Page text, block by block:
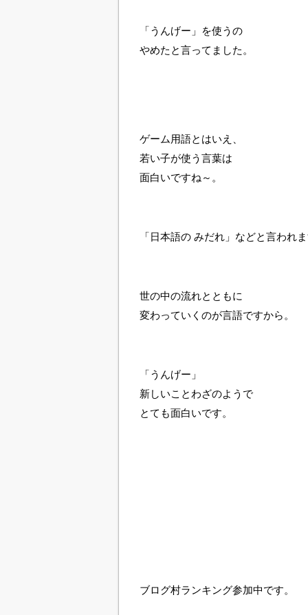
「うんげー」を使うの
やめたと言ってました。
ゲーム用語とはいえ、
若い子が使う言葉は
面白いですね～。
「日本語の みだれ」などと言われ
世の中の流れとともに
変わっていくのが言語ですから。
「うんげー」
新しいことわざのようで
とても面白いです。
ブログ村ランキング参加中です。